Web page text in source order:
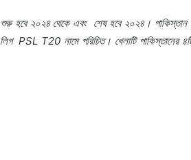
শুরু হবে ২০২৪ থেকে এবং শেষ হবে ২০২৪। পাকিস্তান
লিগPSL T20 নামে পরিচিত। খেলাটি পাকিস্তানের